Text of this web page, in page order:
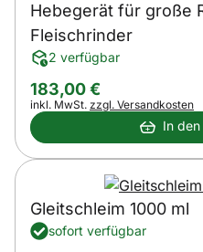
Hebegerät für große
Fleischrinder
2 verfügbar
183,00€
Steuerhinweis:
inkl. MwSt. zzgl. Versandkosten
In
Gleitschleim 1000 ml
sofort verfügbar